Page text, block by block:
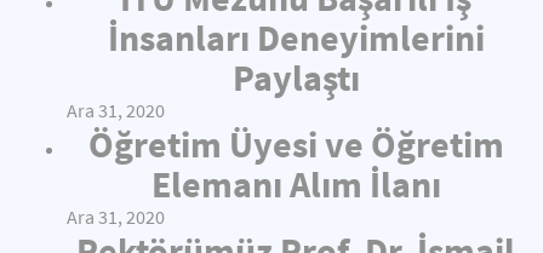
İnsanları Deneyimlerini
Paylaştı
Ara 31, 2020
Öğretim Üyesi ve Öğretim
Elemanı Alım İlanı
Ara 31, 2020